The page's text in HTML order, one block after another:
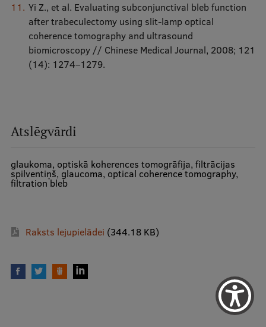
Yi Z., et al. Evaluating subconjunctival bleb function
after trabeculectomy using slit-lamp optical
coherence tomography and ultrasound
biomicroscopy // Chinese Medical Journal, 2008; 121
(14): 1274–1279.
Atslēgvārdi
glaukoma, optiskā koherences tomogrāfija, filtrācijas
spilventiņš, glaucoma, optical coherence tomography,
filtration bleb
Raksts lejupielādei (344.18 KB)